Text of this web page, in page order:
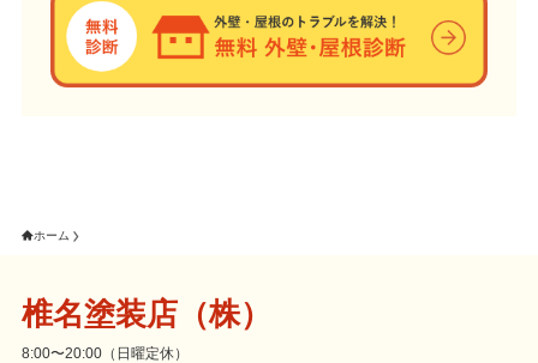
ホーム
椎名塗装店（株）
8:00〜20:00（日曜定休）